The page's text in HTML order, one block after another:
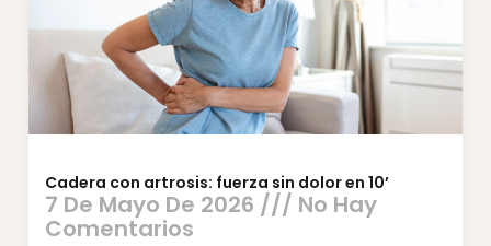
Cadera con artrosis: fuerza sin dolor en 10’
7 De Mayo De 2026 No Hay
Comentarios